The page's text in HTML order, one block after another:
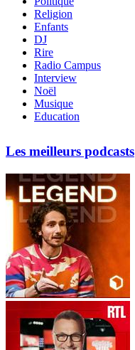
Religion
Enfants
DJ
Rire
Radio Campus
Interview
Noël
Musique
Education
Les meilleurs podcasts